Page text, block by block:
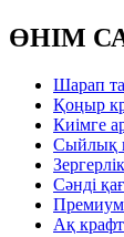
ӨНІМ
Шарап
Қоңыр
Киімге
Сыйлық
Сәнді
Премиум
Ақ